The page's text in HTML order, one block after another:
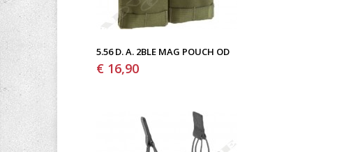
5.56 D. A. 2BLE MAG POUCH OD
€ 16,90